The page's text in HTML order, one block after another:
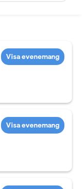
Visa evenemang
Visa evenemang